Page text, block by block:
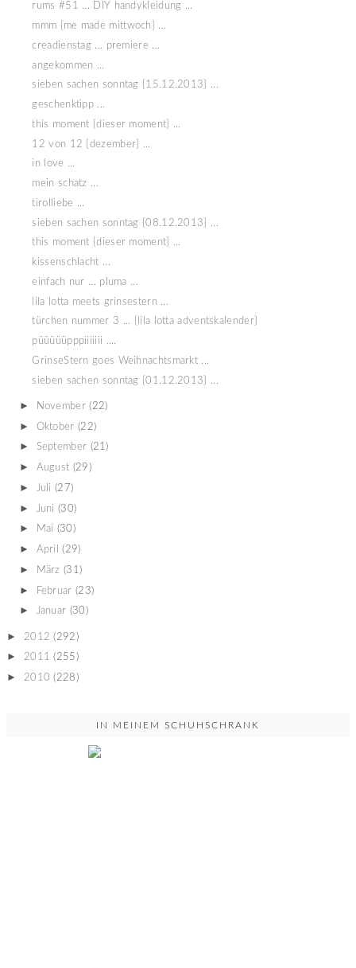
rums #51 ... DIY handykleidung ...
mmm {me made mittwoch} ...
creadienstag ... premiere ...
angekommen ...
sieben sachen sonntag {15.12.2013} ...
geschenktipp ...
this moment {dieser moment} ...
12 von 12 {dezember} ...
in love ...
mein schatz ...
tirolliebe ...
sieben sachen sonntag {08.12.2013} ...
this moment {dieser moment} ...
kissenschlacht ...
einfach nur ... pluma ...
lila lotta meets grinsestern ...
türchen nummer 3 ... {lila lotta adventskalender}
püüüüüpppiiiiiii ....
GrinseStern goes Weihnachtsmarkt ...
sieben sachen sonntag {01.12.2013} ...
► November (22)
► Oktober (22)
► September (21)
► August (29)
► Juli (27)
► Juni (30)
► Mai (30)
► April (29)
► März (31)
► Februar (23)
► Januar (30)
► 2012 (292)
► 2011 (255)
► 2010 (228)
IN MEINEM SCHUHSCHRANK